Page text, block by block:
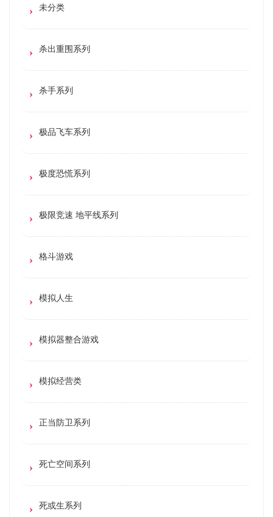
未分类
杀出重围系列
杀手系列
极品飞车系列
极度恐慌系列
极限竞速 地平线系列
格斗游戏
模拟人生
模拟器整合游戏
模拟经营类
正当防卫系列
死亡空间系列
死或生系列